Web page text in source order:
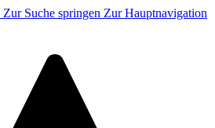
Zur Suche springen Zur Hauptnavigation